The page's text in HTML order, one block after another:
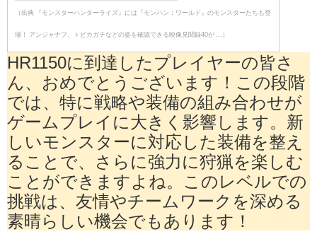
（出典 『モンスターハンターライズ』には『モンハン：ワールド』のモンスターたちも登
場！ アンジャナフ、トビカガチなどの姿を確認できる映像見聞録40が ...）
HR1150に到達したプレイヤーの皆さ
ん、おめでとうございます！この段階
では、特に戦略や装備の組み合わせが
ゲームプレイに大きく影響します。新
しいモンスターに対応した装備を整え
ることで、さらに強力に狩猟を楽しむ
ことができますよね。このレベルでの
挑戦は、友情やチームワークを深める
素晴らしい機会でもあります！